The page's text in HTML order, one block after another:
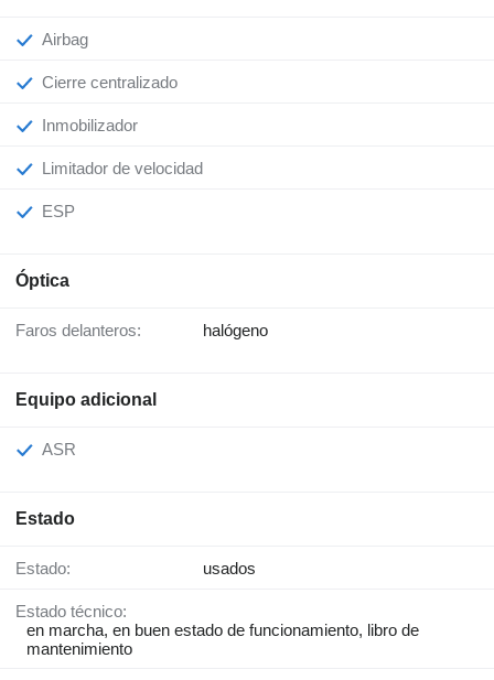
Airbag
Cierre centralizado
Inmobilizador
Limitador de velocidad
ESP
Óptica
Faros delanteros: halógeno
Equipo adicional
ASR
Estado
Estado: usados
Estado técnico:
en marcha, en buen estado de funcionamiento, libro de
mantenimiento